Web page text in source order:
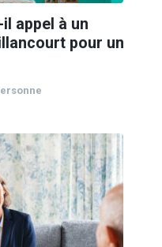
appel à un
pour un